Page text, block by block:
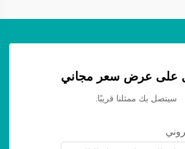
على عرض سعر مجاني
سيتصل بك ممثلنا قريبًا.